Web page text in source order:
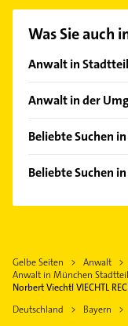
auswählen. Hier
Was Sie auch
Anwalt in
Allach
Am Hart
Berg am Laim
Bogenhausen
Freimann
Hadern
Haidhausen
Anwalt in der
Gräfelfing
Puchheim
Eichenau bei
Neuried Kreis
Olching
Beliebte Suchen
Zahnarzt
Immobilien
Lackiererei
Maler
Rohrreinigung
Beliebte Suchen
Immobilienmakler
Maler
Klempner
Gelbe Seiten Anwalt
Anwalt in München
Norbert Viechtl VIECHTL
Deutschland
Bayern